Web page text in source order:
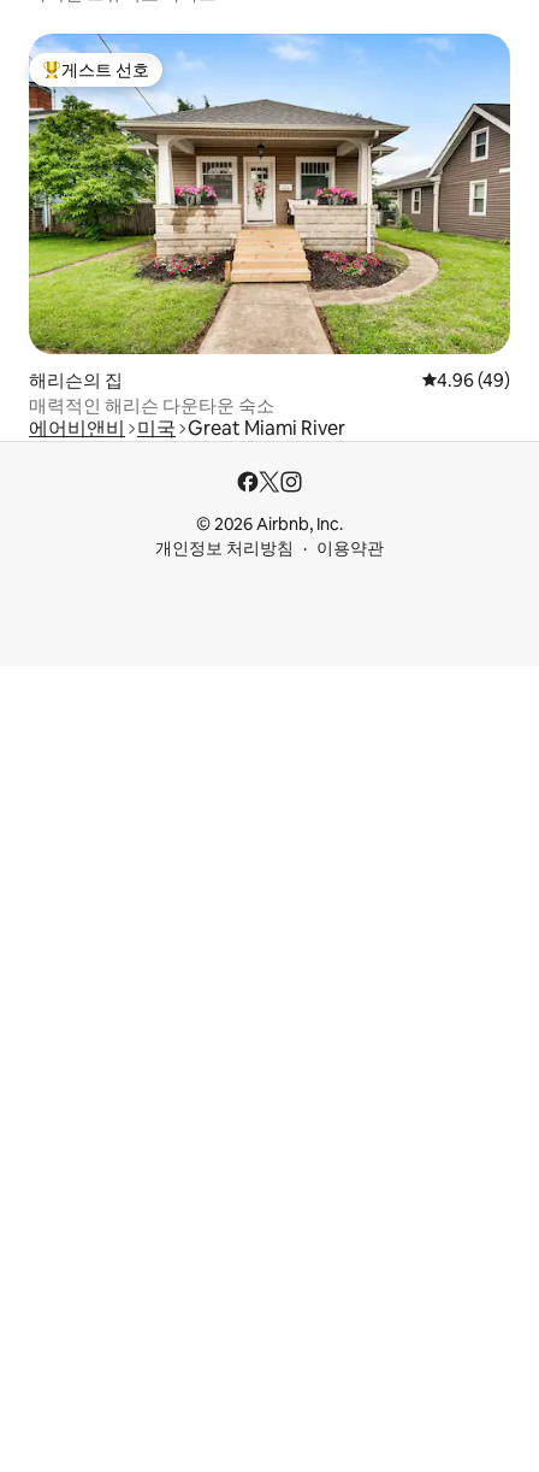
상위 게스트 선호
게스트 선호
해리슨의 집 평점 4.96점(5
4.96 (49)
매력적인 해리슨 다운타운 숙소
에어비앤비 미국 Great Miami River
© 2026 Airbnb, Inc.
개인정보 처리방침
이용약관